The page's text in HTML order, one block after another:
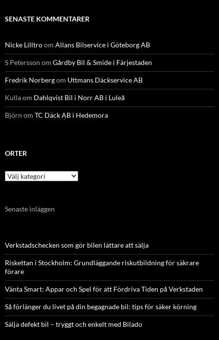
SENASTE KOMMENTARER
Nicke Lilltroom Allans Bilservice i Göteborg AB
S Petersson om Gårdby Bil & Smide i Färjestaden
Fredrik Norbergom Uttmans Däckservice AB
Kullaom Dahlqvist Bil i Norr AB i Luleå
Björn om TC Däck AB i Hedemora
ORTER
Orter
Senaste inläggen
Verkstadschecken som gör bilen lättare att sälja
Riskettan i Stockholm: Grundläggande riskutbildning för säkrare
förare
Vänta Smart: Appar och Spel för att Fördriva Tiden på Verkstaden
Så förlänger du livet på din begagnade bil: tips för säker körning
Sälja defekt bil – tryggt och enkelt med Bilado